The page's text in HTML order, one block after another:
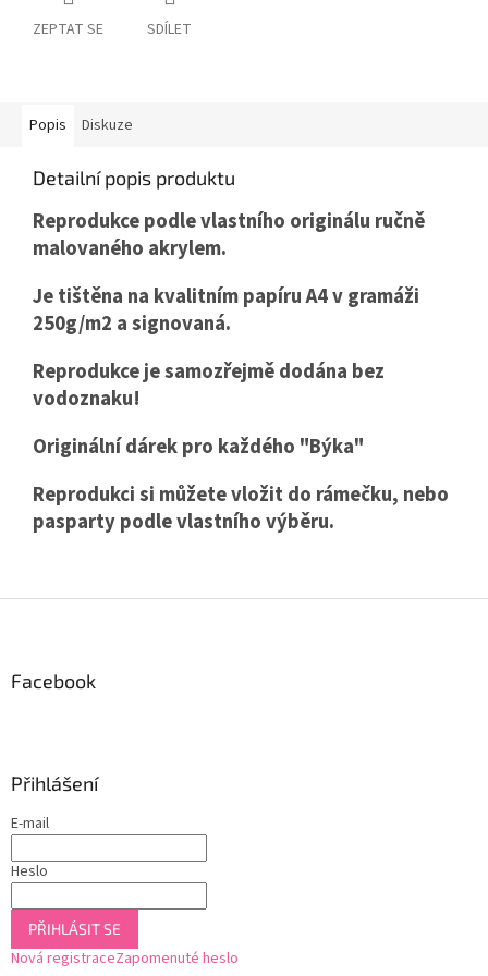
ZEPTAT SE SDÍLET
Popis Diskuze
Detailní popis produktu
Reprodukce podle vlastního originálu ručně
malovaného akrylem.
Je tištěna na kvalitním papíru A4 v gramáži
250g/m2 a signovaná.
Reprodukce je samozřejmě dodána bez
vodoznaku!
Originální dárek pro každého "Býka"
Reprodukci si můžete vložit do rámečku, nebo
pasparty podle vlastního výběru.
Facebook
Přihlášení
E-mail
Heslo
PŘIHLÁSIT SE
Nová registraceZapomenuté heslo